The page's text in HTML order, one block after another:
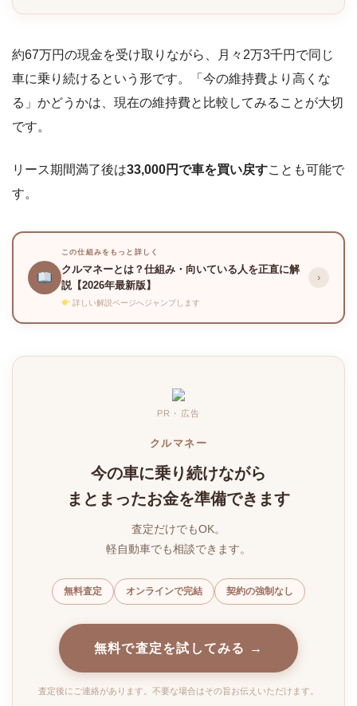
約67万円の現金を受け取りながら、月々2万3千円で同じ
車に乗り続けるという形です。「今の維持費より高くな
る」かどうかは、現在の維持費と比較してみることが大切
です。
リース期間満了後は33,000円で車を買い戻すことも可能で
す。
この仕組みをもっと詳しく
クルマネーとは？仕組み・向いている人を正直に解
説【2026年最新版】
詳しい解説ページへジャンプします
›
PR・広告
クルマネー
今の車に乗り続けながら
まとまったお金を準備できます
査定だけでもOK。
軽自動車でも相談できます。
無料査定 オンラインで完結 契約の強制なし
無料で査定を試してみる →
査定後にご連絡があります。不要な場合はその旨お伝えいただけます。